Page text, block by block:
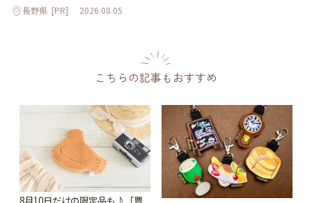
長野県 [PR] 2026.08.05
こちらの記事もおすすめ